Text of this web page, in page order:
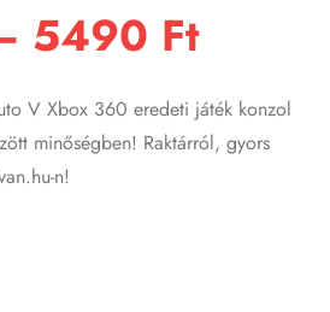
5490 Ft
V Xbox 360 eredeti játék konzol
minőségben! Raktárról, gyors
n!